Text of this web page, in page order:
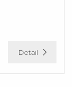
Detail